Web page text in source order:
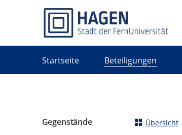
Startseite Beteiligungen
Gegenstände Übersicht